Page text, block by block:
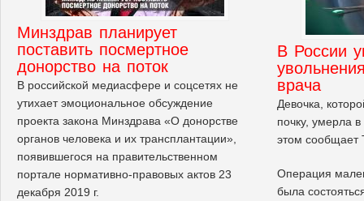
Минздрав планирует
поставить посмертное
донорство на поток
В российской медиасфере и соцсетях не
утихает эмоциональное обсуждение
проекта закона Минздрава «О донорстве
органов человека и их трансплантации»,
появившегося на правительственном
портале нормативно-правовых актов 23
декабря 2019 г.
В России
врача
Девочка,
почку, умерла
этом сообщает
Операция
была